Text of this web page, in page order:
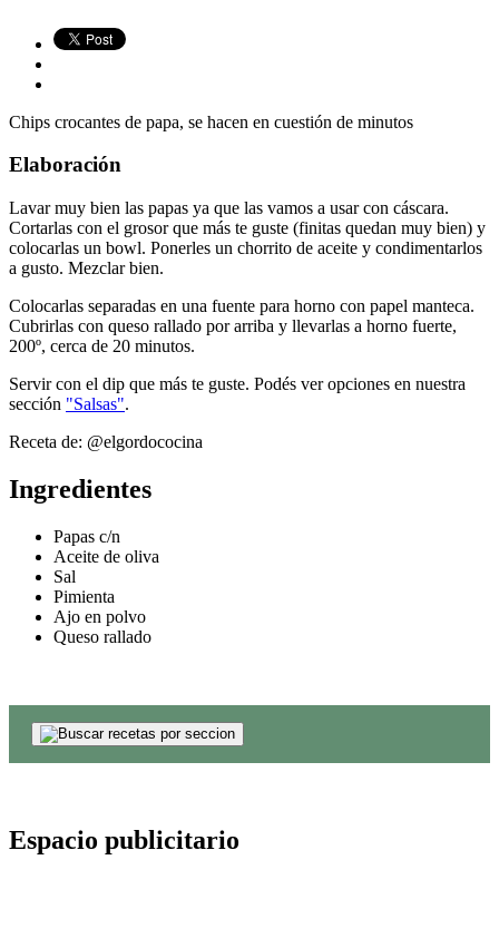
Chips crocantes de papa, se hacen en cuestión de minutos
Elaboración
Lavar muy bien las papas ya que las vamos a usar con cáscara.
Cortarlas con el grosor que más te guste (finitas quedan muy bien) y
colocarlas un bowl. Ponerles un chorrito de aceite y condimentarlos
a gusto. Mezclar bien.
Colocarlas separadas en una fuente para horno con papel manteca.
Cubrirlas con queso rallado por arriba y llevarlas a horno fuerte,
200º, cerca de 20 minutos.
Servir con el dip que más te guste. Podés ver opciones en nuestra
sección "Salsas".
Receta de: @elgordococina
Ingredientes
Papas c/n
Aceite de oliva
Sal
Pimienta
Ajo en polvo
Queso rallado
Espacio publicitario